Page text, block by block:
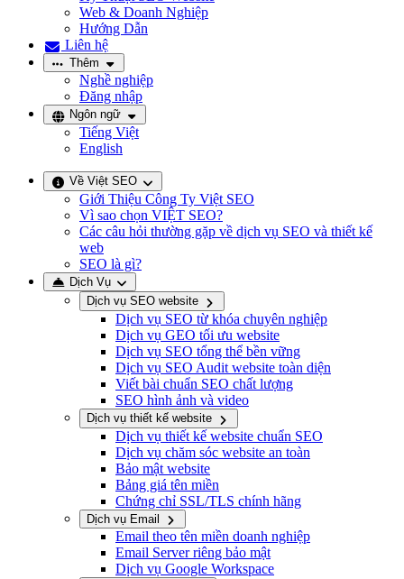
Web & Doanh Nghiệp
Hướng Dẫn
Liên hệ
Thêm
Nghề nghiệp
Đăng nhập
Ngôn ngữ
Tiếng Việt
English
Về Việt SEO
Giới Thiệu Công Ty Việt SEO
Vì sao chọn VIỆT SEO?
Các câu hỏi thường gặp về dịch vụ SEO và thiết kế
web
SEO là gì?
Dịch Vụ
Dịch vụ SEO website
Dịch vụ SEO từ khóa chuyên nghiệp
Dịch vụ GEO tối ưu website
Dịch vụ SEO tổng thể bền vững
Dịch vụ SEO Audit website toàn diện
Viết bài chuẩn SEO chất lượng
SEO hình ảnh và video
Dịch vụ thiết kế website
Dịch vụ thiết kế website chuẩn SEO
Dịch vụ chăm sóc website an toàn
Bảo mật website
Bảng giá tên miền
Chứng chỉ SSL/TLS chính hãng
Dịch vụ Email
Email theo tên miền doanh nghiệp
Email Server riêng bảo mật
Dịch vụ Google Workspace